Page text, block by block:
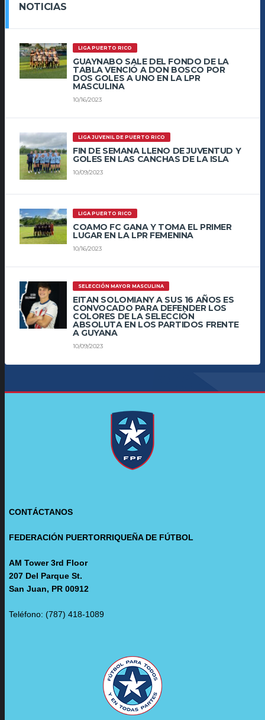
NOTICIAS
LIGA PUERTO RICO
GUAYNABO SALE DEL FONDO DE LA
TABLA VENCIÓ A DON BOSCO POR
DOS GOLES A UNO EN LA LPR
MASCULINA
10/16/2023
LIGA JUVENIL DE PUERTO RICO
FIN DE SEMANA LLENO DE JUVENTUD Y
GOLES EN LAS CANCHAS DE LA ISLA
10/09/2023
LIGA PUERTO RICO
COAMO FC GANA Y TOMA EL PRIMER
LUGAR EN LA LPR FEMENINA
10/16/2023
SELECCIÓN MAYOR MASCULINA
EITAN SOLOMIANY A SUS 16 AÑOS ES
CONVOCADO PARA DEFENDER LOS
COLORES DE LA SELECCIÓN
ABSOLUTA EN LOS PARTIDOS FRENTE
A GUYANA
10/09/2023
CONTÁCTANOS
FEDERACIÓN PUERTORRIQUEÑA DE FÚTBOL
AM Tower 3rd Floor
207 Del Parque St.
San Juan, PR 00912
Teléfono: (787) 418-1089